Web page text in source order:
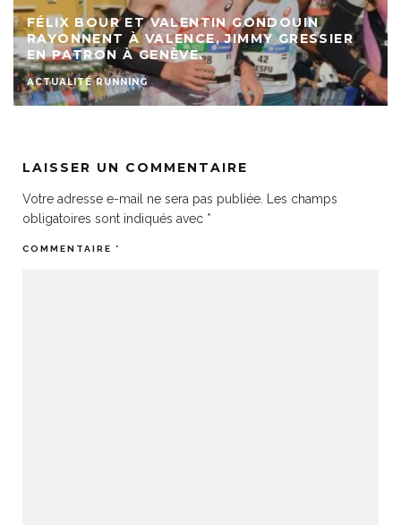
FÉLIX BOUR ET VALENTIN GONDOUIN
RAYONNENT À VALENCE, JIMMY GRESSIER
EN PATRON À GENÈVE.
ACTUALITÉ RUNNING
LAISSER UN COMMENTAIRE
Votre adresse e-mail ne sera pas publiée.
Les champs
obligatoires sont indiqués avec *
COMMENTAIRE *